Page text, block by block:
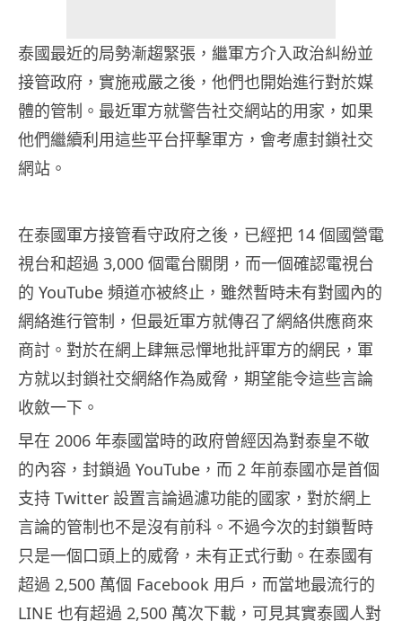
泰國最近的局勢漸趨緊張，繼軍方介入政治糾紛並
接管政府，實施戒嚴之後，他們也開始進行對於媒
體的管制。最近軍方就警告社交網站的用家，如果
他們繼續利用這些平台抨擊軍方，會考慮封鎖社交
網站。
在泰國軍方接管看守政府之後，已經把 14 個國營電
視台和超過 3,000 個電台關閉，而一個確認電視台
的 YouTube 頻道亦被終止，雖然暫時未有對國內的
網絡進行管制，但最近軍方就傳召了網絡供應商來
商討。對於在網上肆無忌憚地批評軍方的網民，軍
方就以封鎖社交網絡作為威脅，期望能令這些言論
收斂一下。
早在 2006 年泰國當時的政府曾經因為對泰皇不敬
的內容，封鎖過 YouTube，而 2 年前泰國亦是首個
支持 Twitter 設置言論過濾功能的國家，對於網上
言論的管制也不是沒有前科。不過今次的封鎖暫時
只是一個口頭上的威脅，未有正式行動。在泰國有
超過 2,500 萬個 Facebook 用戶，而當地最流行的
LINE 也有超過 2,500 萬次下載，可見其實泰國人對